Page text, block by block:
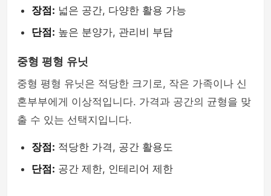
장점: 넓은 공간, 다양한 활용 가능
단점: 높은 분양가, 관리비 부담
중형 평형 유닛
중형 평형 유닛은 적당한 크기로, 작은 가족이나 신
혼부부에게 이상적입니다. 가격과 공간의 균형을 맞
출 수 있는 선택지입니다.
장점: 적당한 가격, 공간 활용도
단점: 공간 제한, 인테리어 제한